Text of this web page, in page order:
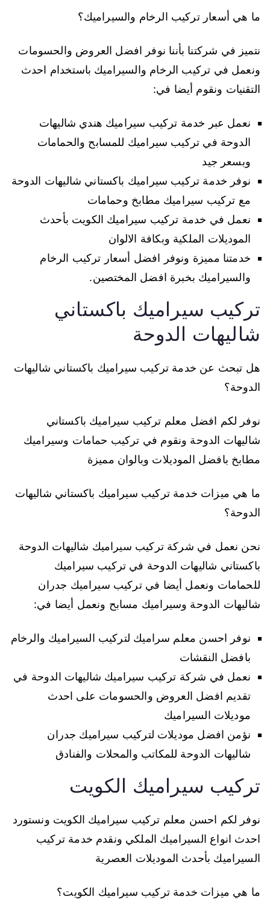
ما هي أسعار تركيب الرخام والسيراميك؟
نتميز في شركتنا بأننا نوفر افضل العروض والحسومات
ونعمل في تركيب الرخام والسيراميك باستخدام احدث
التقنيات ونقوم أيضا في:
نعمل عبر خدمة تركيب سيراميك هندي شاليهات
الدوحة في تركيب سيراميك للمسابح والحمامات
وبسعر جيد
نوفر خدمة تركيب سيراميك باكستاني شاليهات الدوحة
مع تركيب سيراميك مطابخ وحمامات
نعمل في خدمة تركيب سيراميك الكويت بأحدث
الموديلات الملكية وبكافة الالوان
خدمتنا مميزة ونوفر افضل أسعار تركيب الرخام
والسيراميك بخبرة افضل المختصين.
تركيب سيراميك باكستاني
شاليهات الدوحة
هل تبحث عن خدمة تركيب سيراميك باكستاني شاليهات
الدوحة؟
نوفر لكم افضل معلم تركيب سيراميك باكستاني
شاليهات الدوحة ونقوم في تركيب حمامات وسيراميك
مطابخ بافضل الموديلات وبالوان مميزة
ما هي ميزات خدمة تركيب سيراميك باكستاني شاليهات
الدوحة؟
نحن نعمل في شركة تركيب سيراميك شاليهات الدوحة
باكستاني شاليهات الدوحة في تركيب سيراميك
للحمامات ونعمل أيضا في تركيب سيراميك جدران
شاليهات الدوحة وسيراميك مسابح ونعمل أيضا في:
نوفر احسن معلم سراميك لتركيب السيراميك والرخام
بافضل النقشات
نعمل في شركة تركيب سيراميك شاليهات الدوحة في
تقديم افضل العروض والحسومات على احدث
موديلات السيراميك
نؤمن افضل موديلات لتركيب سيراميك جدران
شاليهات الدوحة للمكاتب والمحلات والفنادق
تركيب سيراميك الكويت
نوفر لكم احسن معلم تركيب سيراميك الكويت ونستورد
احدث انواع السيراميك الملكي ونقدم خدمة تركيب
السيراميك بأحدث الموديلات العصرية
ما هي ميزات خدمة تركيب سيراميك الكويت؟